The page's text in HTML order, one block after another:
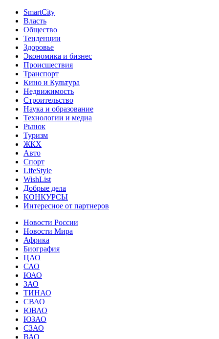
SmartCity
Власть
Общество
Тенденции
Здоровье
Экономика и бизнес
Происшествия
Транспорт
Кино и Культура
Недвижимость
Строительство
Наука и образование
Технологии и медиа
Рынок
Туризм
ЖКХ
Авто
Спорт
LifeStyle
WishList
Добрые дела
КОНКУРСЫ
Интересное от партнеров
Новости России
Новости Мира
Африка
Биография
ЦАО
САО
ЮАО
ЗАО
ТИНАО
СВАО
ЮВАО
ЮЗАО
СЗАО
ВАО